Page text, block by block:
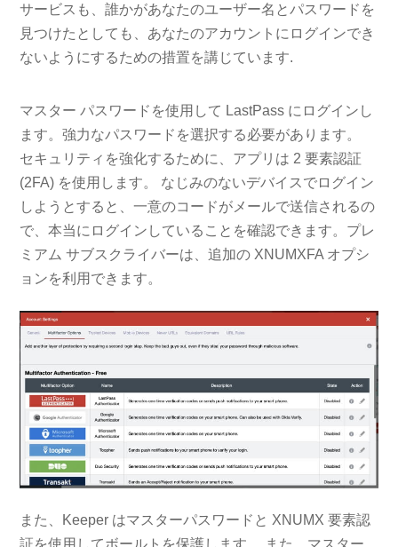
サービスも、誰かがあなたのユーザー名とパスワードを
見つけたとしても、あなたのアカウントにログインでき
ないようにするための措置を講じています.
マスター パスワードを使用して LastPass にログインし
ます。強力なパスワードを選択する必要があります。
セキュリティを強化するために、アプリは 2 要素認証
(2FA) を使用します。 なじみのないデバイスでログイン
しようとすると、一意のコードがメールで送信されるの
で、本当にログインしていることを確認できます。プレ
ミアム サブスクライバーは、追加の XNUMXFA オプシ
ョンを利用できます。
また、Keeper はマスターパスワードと XNUMX 要素認